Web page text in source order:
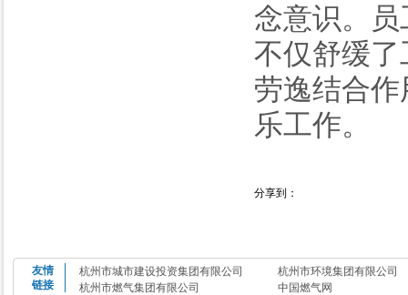
念意识。
不仅舒缓
劳逸结合
乐工作。
分享到：
友情
链接
杭州市城市建设投资集团有限公司
杭州市环境集团有限公司
杭州市燃气集团有限公司
中国燃气网